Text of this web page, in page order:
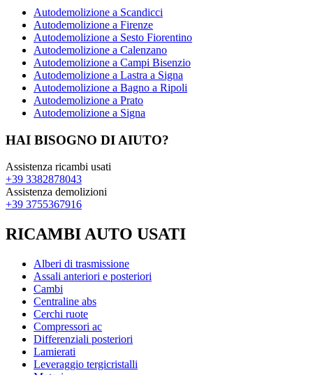
Autodemolizione a Scandicci
Autodemolizione a Firenze
Autodemolizione a Sesto Fiorentino
Autodemolizione a Calenzano
Autodemolizione a Campi Bisenzio
Autodemolizione a Lastra a Signa
Autodemolizione a Bagno a Ripoli
Autodemolizione a Prato
Autodemolizione a Signa
HAI BISOGNO DI AIUTO?
Assistenza ricambi usati
+39 3382878043
Assistenza demolizioni
+39 3755367916
RICAMBI AUTO USATI
Alberi di trasmissione
Assali anteriori e posteriori
Cambi
Centraline abs
Cerchi ruote
Compressori ac
Differenziali posteriori
Lamierati
Leveraggio tergicristalli